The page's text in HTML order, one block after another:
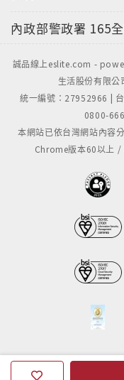
內政部警政署 165
誠品線上eslite.com -
生活股份有限
統一編號：27952966 |
0800-
本網站已依台灣網站內容
Chrome版本60以上